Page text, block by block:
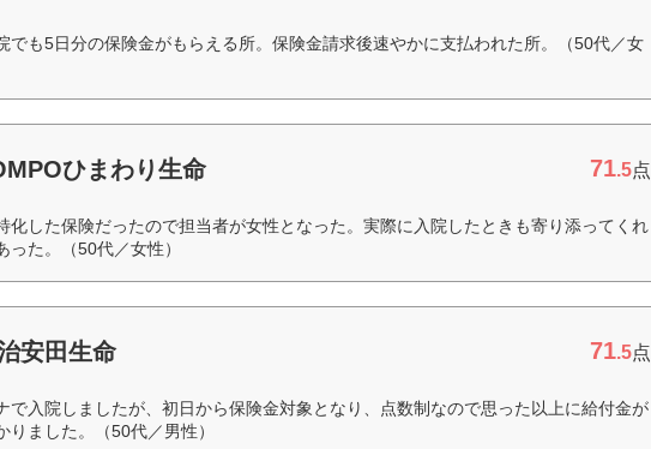
でも5日分の保険金がもらえる所。保険金請求後速やかに支払われた所。（50代／女
ひまわり生命 71.5点
化した保険だったので担当者が女性となった。実際に入院したときも寄り添ってくれ
った。（50代／女性）
安田生命 71.5点
で入院しましたが、初日から保険金対象となり、点数制なので思った以上に給付金が
りました。（50代／男性）